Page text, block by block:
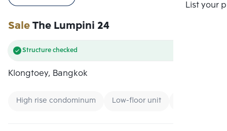
List your
SaleThe Lumpini 24
Structure checked
Klongtoey, Bangkok
High rise condominum Low-floor unit